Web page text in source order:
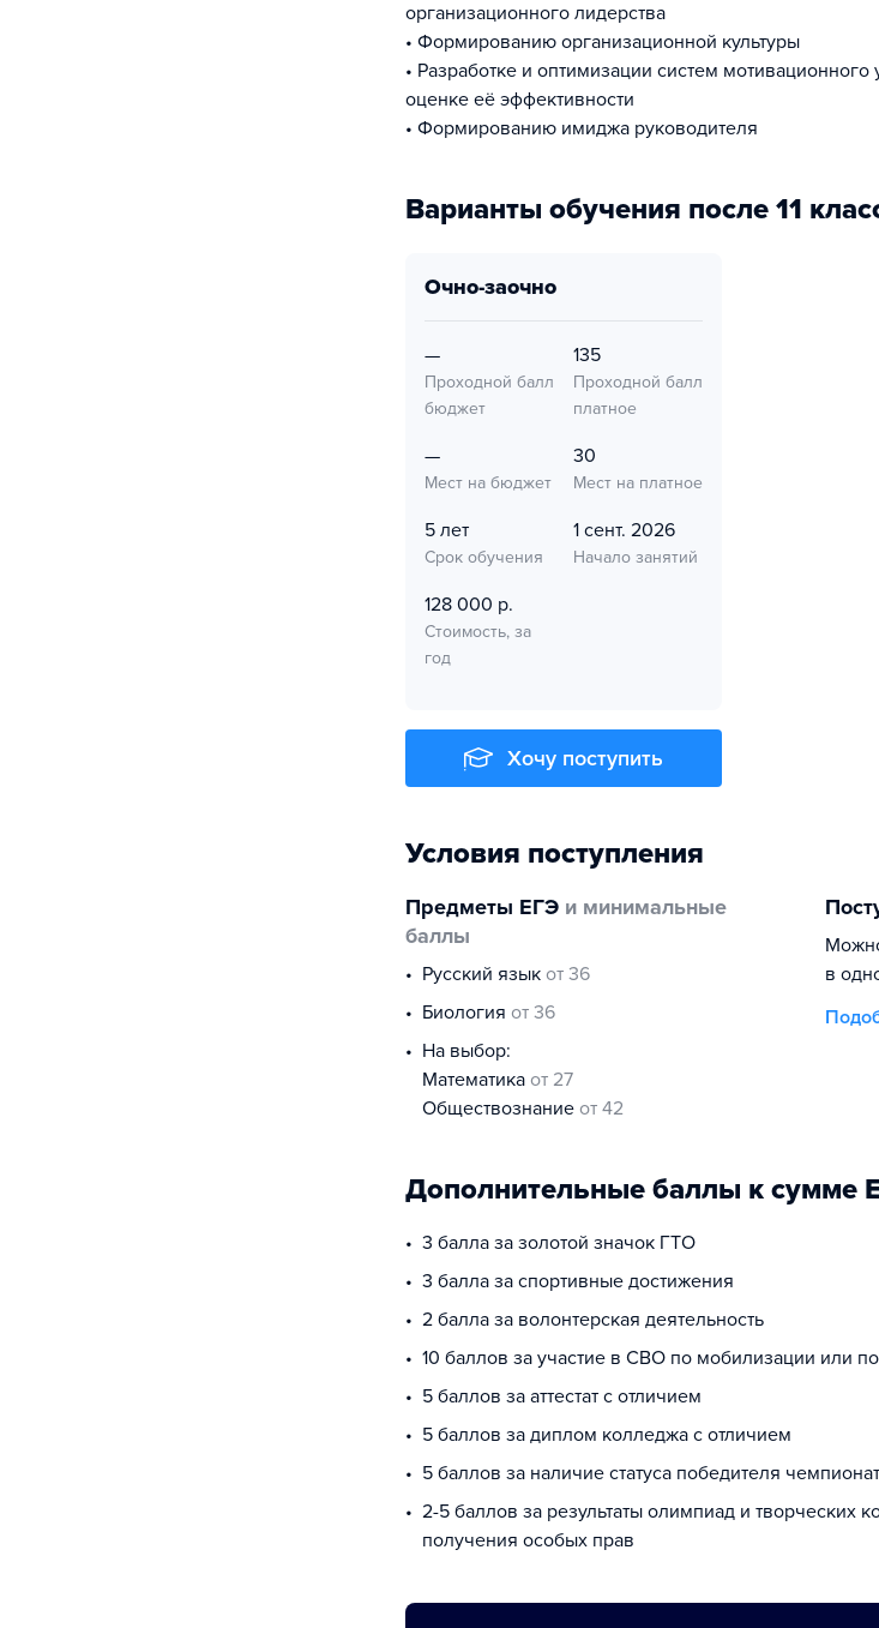
организационного лидерства
• Формированию организационной культуры
• Разработке и оптимизации систем
оценке её эффективности
• Формированию имиджа руководителя
Варианты обучения после 11
очно-заочно
—
Проходной балл
бюджет
135
Проходной балл
платное
—
Мест на бюджет
30
Мест на платное
5 лет
Срок обучения
1 сент. 2026
Начало занятий
128 000 р.
Стоимость, за
год
Хочу поступить
Условия поступления
Предметы ЕГЭ и минимальные
баллы
русский язык от 36
биология от 36
На выбор:
математика от 27
обществознание от 42
в
Дополнительные баллы к сумме
3 балла за золотой значок ГТО
3 балла за спортивные достижения
2 балла за волонтерская деятельность
10 баллов за участие в СВО по мобилизации или по
5 баллов за аттестат с отличием
5 баллов за диплом колледжа с отличием
5 баллов за наличие статуса победителя
2-5 баллов за результаты олимпиад и творческих
получения особых прав